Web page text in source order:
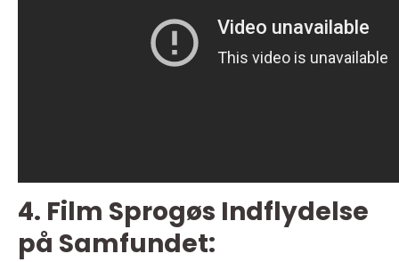
4. Film Sprogøs Indflydelse
på Samfundet: